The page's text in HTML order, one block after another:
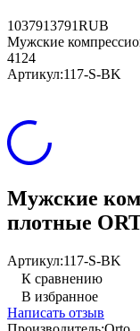
1037913791RUB
Мужские
4124
Артикул:117-S-BK
Мужские
плотные
Артикул:117-S-BK
К сравнению
В избранное
Написать отзыв